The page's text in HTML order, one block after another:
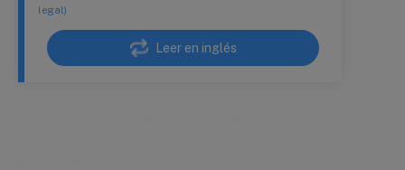
legal)
Leer en inglés